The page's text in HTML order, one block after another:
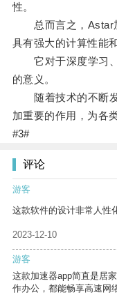
性。
总而言之，Astar加
具有强大的计算性能
它对于深度学习、
的意义。
随着技术的不断发
加重要的作用，为各
#3#
评论
游客
这款软件的设计非常人性
2023-12-10
游客
这款加速器app简直是居
作办公，都能畅享高速网